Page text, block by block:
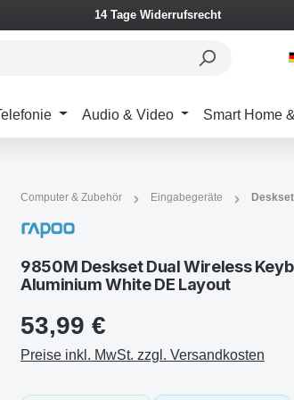
14 Tage Widerrufsrecht
Audio & Video Smart Home
Computer & Zubehör Eingabegeräte
9850M Deskset Dual Wireless
Aluminium White DE Layout
53,99 €
Preise inkl. MwSt. zzgl. Versandkosten